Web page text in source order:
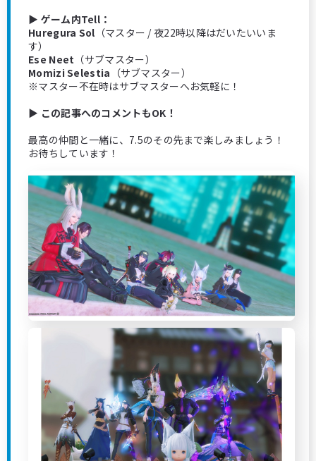
▶ ゲーム内Tell：
Huregura Sol （マスター / 夜22時以降はだいたいいま
す）
Ese Neet （サブマスター）
Momizi Selestia （サブマスター）
※マスター不在時はサブマスターへお気軽に！
▶ この記事へのコメントもOK！
最高の仲間と一緒に、7.5のその先まで楽しみましょう！
お待ちしています！